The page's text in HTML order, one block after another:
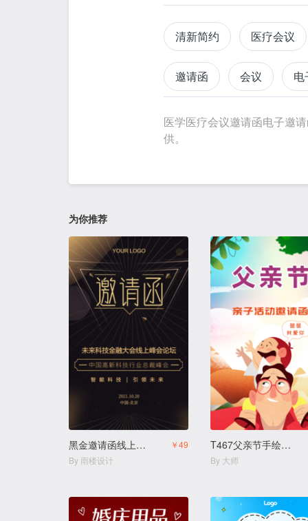
清新简约 医疗会议
邀请函 会议 电
邀请卡 自然风
医学医疗会议邀请函电子邀
供。
为你推荐
黑金邀请函线上经销商企业商务峰会论坛招商邀请函
￥49
By 雨楼设计
T467父亲节手绘卡通亲子活动邀请函
By 大师